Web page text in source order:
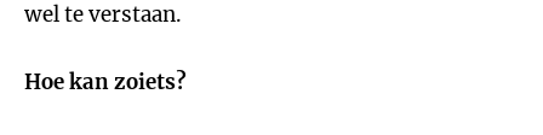
wel te verstaan.
Hoe kan zoiets?